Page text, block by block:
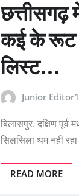
छत्तीसगढ़
कई के रूट
लिस्ट…
Junior Editor1
बिलासपुर. दक्षिण पूर्व
सिलसिला थम नहीं
READ MORE